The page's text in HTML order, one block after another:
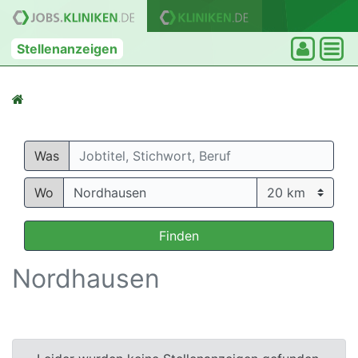
Stellenanzeigen
Was
Wo
Finden
Nordhausen